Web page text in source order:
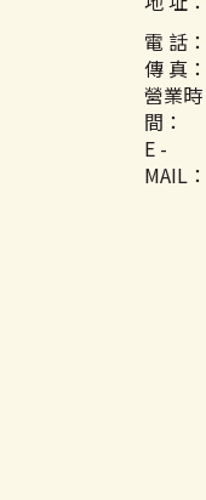
電 話：
傳 真：
營業時
間：
E -
MAIL：